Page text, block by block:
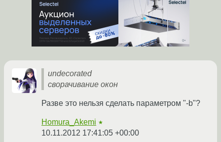
undecorated
сворачивание окон
Разве это нельзя сделать параметром "-b"?
Homura_Akemi ★
10.11.2012 17:41:05 +00:00